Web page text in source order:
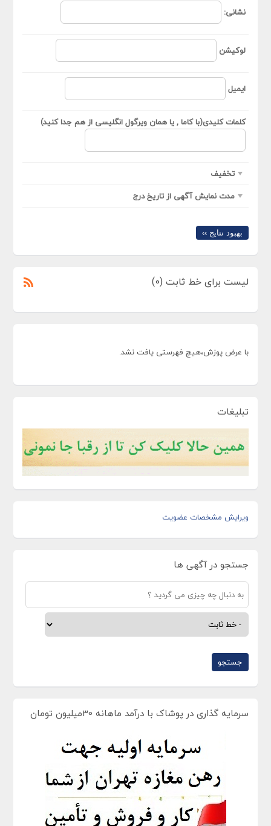
نشانی:
لوکیشن
ایمیل
کلمات کلیدی(با کاما , یا همان ویرگول انگلیسی از هم جدا کنید)
تخفیف
مدت نمایش آگهی از تاریخ درج
بهبود نتایج ››
لیست برای خط ثابت (0)
با عرض پوزش،هیچ فهرستی یافت نشد.
تبلیغات
ویرایش مشخصات عضویت
جستجو در آگهی ها
سرمایه گذاری در پوشاک با درآمد ماهانه 30میلیون تومان